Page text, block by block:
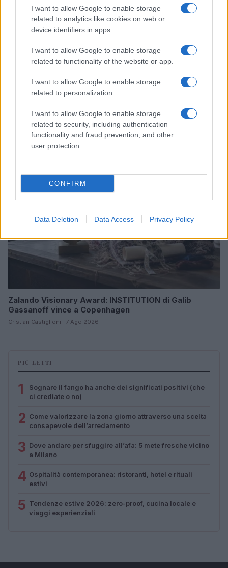
I want to allow Google to enable storage
related to analytics like cookies on web or
device identifiers in apps.
I want to allow Google to enable storage
related to functionality of the website or app.
I want to allow Google to enable storage
related to personalization.
I want to allow Google to enable storage
related to security, including authentication
functionality and fraud prevention, and other
user protection.
CONFIRM
Data Deletion Data Access Privacy Policy
Scopri Rocca San Giovanni, il borgo abruzzese tra
mare e storia
Cristian Castiglioni · 8 Ago 2026
Zalando Visionary Award: INSTITUTION di Galib
Gassanoff vince a Copenhagen
Cristian Castiglioni · 7 Ago 2026
PIÙ LETTI
1
Sognare il fango ha anche dei significati positivi (che
ci crediate o no)
2 Come valorizzare la zona giorno attraverso una scelta
consapevole dell’arredamento
3 Dove andare per sfuggire all’afa: 5 mete fresche vicino
a Milano
4 Ospitalità contemporanea: ristoranti, hotel e rituali
estivi
5 Tendenze estive 2026: zero-proof, cucina locale e
viaggi esperienziali